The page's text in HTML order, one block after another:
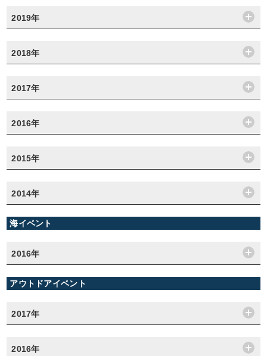
2019年
2018年
2017年
2016年
2015年
2014年
海イベント
2016年
アウトドアイベント
2017年
2016年